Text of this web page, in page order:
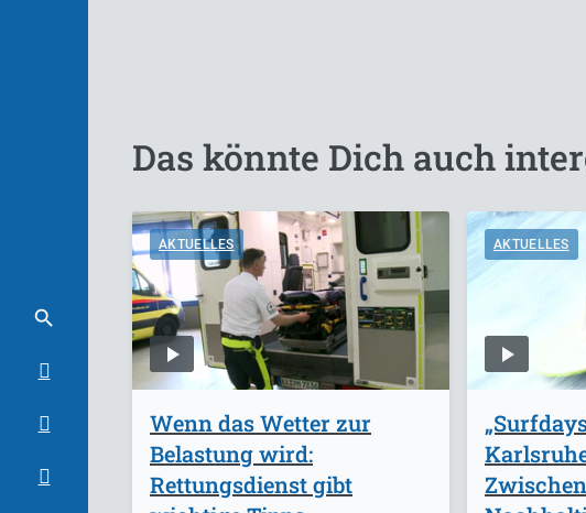
Das könnte Dich auch
AKTUELLES
Wenn das Wetter zur
Belastung wird:
Rettungsdienst gibt
AKTUELLES